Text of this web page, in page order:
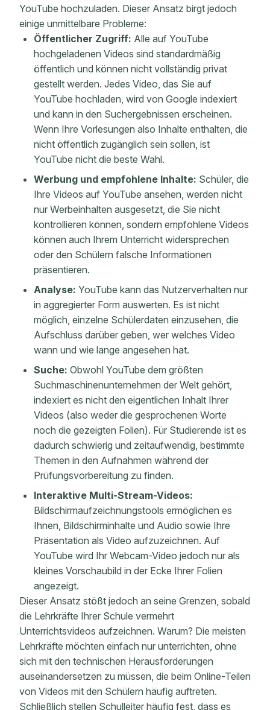
YouTube hochzuladen. Dieser Ansatz birgt jedoch
einige unmittelbare Probleme:
Öffentlicher Zugriff: Alle auf YouTube
hochgeladenen Videos sind standardmäßig
öffentlich und können nicht vollständig privat
gestellt werden. Jedes Video, das Sie auf
YouTube hochladen, wird von Google indexiert
und kann in den Suchergebnissen erscheinen.
Wenn Ihre Vorlesungen also Inhalte enthalten, die
nicht öffentlich zugänglich sein sollen, ist
YouTube nicht die beste Wahl.
Werbung und empfohlene Inhalte: Schüler, die
Ihre Videos auf YouTube ansehen, werden nicht
nur Werbeinhalten ausgesetzt, die Sie nicht
kontrollieren können, sondern empfohlene Videos
können auch Ihrem Unterricht widersprechen
oder den Schülern falsche Informationen
präsentieren.
Analyse: YouTube kann das Nutzerverhalten nur
in aggregierter Form auswerten. Es ist nicht
möglich, einzelne Schülerdaten einzusehen, die
Aufschluss darüber geben, wer welches Video
wann und wie lange angesehen hat.
Suche: Obwohl YouTube dem größten
Suchmaschinenunternehmen der Welt gehört,
indexiert es nicht den eigentlichen Inhalt Ihrer
Videos (also weder die gesprochenen Worte
noch die gezeigten Folien). Für Studierende ist es
dadurch schwierig und zeitaufwendig, bestimmte
Themen in den Aufnahmen während der
Prüfungsvorbereitung zu finden.
Interaktive Multi-Stream-Videos:
Bildschirmaufzeichnungstools ermöglichen es
Ihnen, Bildschirminhalte und Audio sowie Ihre
Präsentation als Video aufzuzeichnen. Auf
YouTube wird Ihr Webcam-Video jedoch nur als
kleines Vorschaubild in der Ecke Ihrer Folien
angezeigt.
Dieser Ansatz stößt jedoch an seine Grenzen, sobald
die Lehrkräfte Ihrer Schule vermehrt
Unterrichtsvideos aufzeichnen. Warum? Die meisten
Lehrkräfte möchten einfach nur unterrichten, ohne
sich mit den technischen Herausforderungen
auseinandersetzen zu müssen, die beim Online-Teilen
von Videos mit den Schülern häufig auftreten.
Schließlich stellen Schulleiter häufig fest, dass es